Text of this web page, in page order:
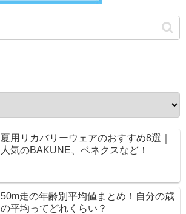
夏用リカバリーウェアのおすすめ8選｜
人気のBAKUNE、ベネクスなど！
50m走の年齢別平均値まとめ！自分の歳
の平均ってどれくらい？